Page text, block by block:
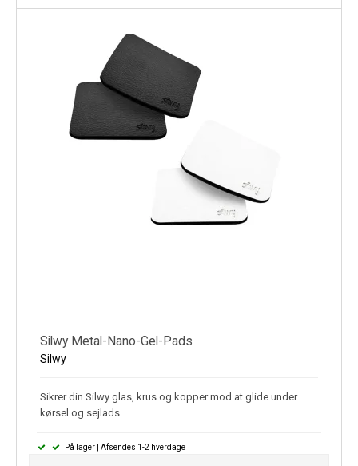
Silwy Metal-Nano-Gel-Pads
Silwy
Sikrer din Silwy glas, krus og kopper mod at glide under
kørsel og sejlads.
På lager | Afsendes 1-2 hverdage